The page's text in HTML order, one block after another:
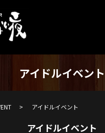
アイドルイベント
アイドルイベント
アイドルイベント